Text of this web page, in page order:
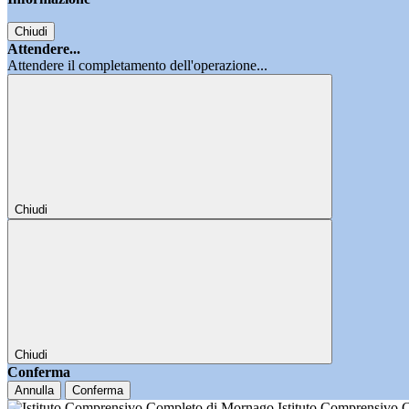
Chiudi
Attendere...
Attendere il completamento dell'operazione...
Chiudi
Chiudi
Conferma
Annulla Conferma